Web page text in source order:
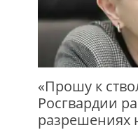
«Прошу к
Росгвардии
разрешениях